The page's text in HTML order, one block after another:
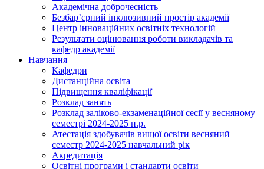
Академічна доброчесність
Безбар’єрний інклюзивний простір академії
Центр інноваційних освітніх технологій
Результати оцінювання роботи викладачів та
кафедр академії
Навчання
Кафедри
Дистанційна освіта
Підвищення кваліфікації
Розклад занять
Розклад заліково-екзаменаційної сесії у весняному
семестрі 2024-2025 н.р.
Атестація здобувачів вищої освіти весняний
семестр 2024-2025 навчальний рік
Акредитація
Освітні програми і стандарти освіти